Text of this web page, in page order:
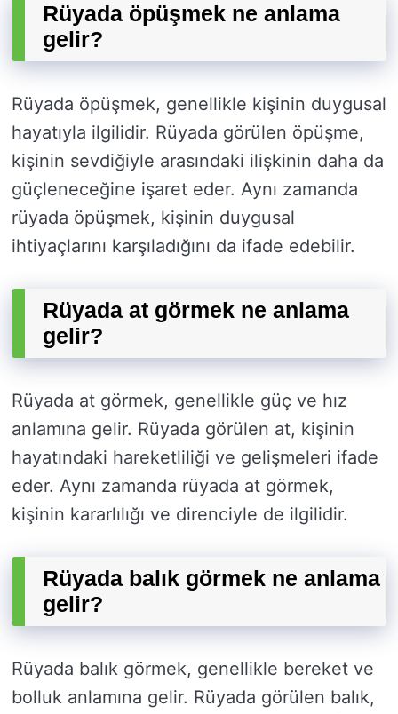
Rüyada öpüşmek ne anlama
gelir?
Rüyada öpüşmek, genellikle kişinin duygusal
hayatıyla ilgilidir. Rüyada görülen öpüşme,
kişinin sevdiğiyle arasındaki ilişkinin daha da
güçleneceğine işaret eder. Aynı zamanda
rüyada öpüşmek, kişinin duygusal
ihtiyaçlarını karşıladığını da ifade edebilir.
Rüyada at görmek ne anlama
gelir?
Rüyada at görmek, genellikle güç ve hız
anlamına gelir. Rüyada görülen at, kişinin
hayatındaki hareketliliği ve gelişmeleri ifade
eder. Aynı zamanda rüyada at görmek,
kişinin kararlılığı ve direnciyle de ilgilidir.
Rüyada balık görmek ne anlama
gelir?
Rüyada balık görmek, genellikle bereket ve
bolluk anlamına gelir. Rüyada görülen balık,